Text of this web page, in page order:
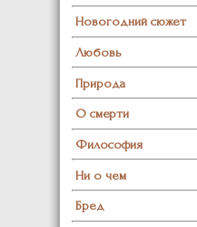
Новогодний сюжет
Любовь
Природа
О смерти
Философия
Ни о чем
Бред